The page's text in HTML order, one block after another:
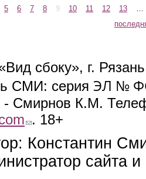
5 6 7 8 9 10 11 12 13
сбоку», г.
СМИ: серия ЭЛ №
- Смирнов К.М.
(link sends e-mail)
. 18+
Константин
сайта